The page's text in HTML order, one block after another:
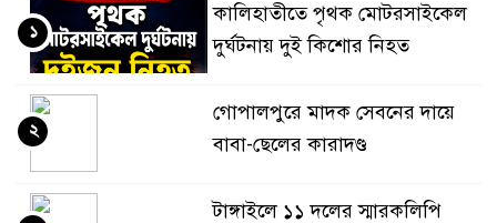
কালিহাতীতে পৃথক মোটরসাইকেল
দুর্ঘটনায় দুই কিশোর নিহত
১
গোপালপুরে মাদক সেবনের দায়ে
বাবা-ছেলের কারাদণ্ড
২
টাঙ্গাইলে ১১ দলের স্মারকলিপি